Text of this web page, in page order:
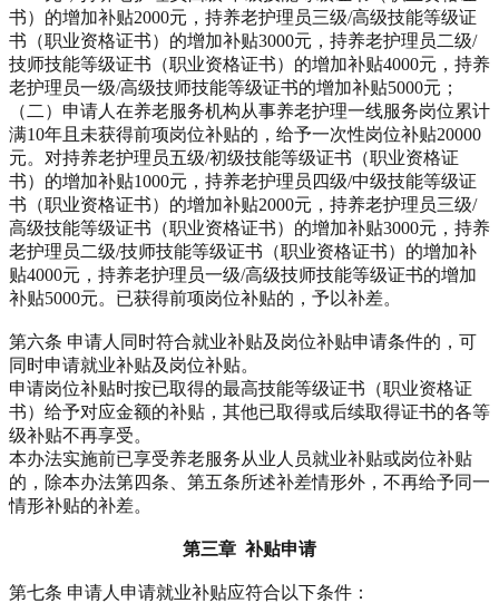
书）的增加补贴2000元，持养老护理员三级/高级技能等级证
书（职业资格证书）的增加补贴3000元，持养老护理员二级/
技师技能等级证书（职业资格证书）的增加补贴4000元，持养
老护理员一级/高级技师技能等级证书的增加补贴5000元；
（二）申请人在养老服务机构从事养老护理一线服务岗位累计
满10年且未获得前项岗位补贴的，给予一次性岗位补贴20000
元。对持养老护理员五级/初级技能等级证书（职业资格证
书）的增加补贴1000元，持养老护理员四级/中级技能等级证
书（职业资格证书）的增加补贴2000元，持养老护理员三级/
高级技能等级证书（职业资格证书）的增加补贴3000元，持养
老护理员二级/技师技能等级证书（职业资格证书）的增加补
贴4000元，持养老护理员一级/高级技师技能等级证书的增加
补贴5000元。已获得前项岗位补贴的，予以补差。
第六条 申请人同时符合就业补贴及岗位补贴申请条件的，可
同时申请就业补贴及岗位补贴。
申请岗位补贴时按已取得的最高技能等级证书（职业资格证
书）给予对应金额的补贴，其他已取得或后续取得证书的各等
级补贴不再享受。
本办法实施前已享受养老服务从业人员就业补贴或岗位补贴
的，除本办法第四条、第五条所述补差情形外，不再给予同一
情形补贴的补差。
第三章 补贴申请
第七条 申请人申请就业补贴应符合以下条件：